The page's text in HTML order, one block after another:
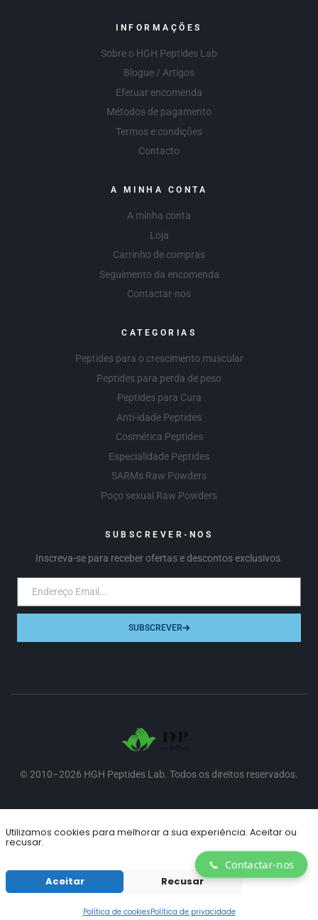
Utilizamos cookies para melhorar a sua experiência. Aceitar ou
recusar.
Aceitar Recusar
Política de cookiesPolítica de privacidade
INFORMAÇÕES
Sobre o HGH Peptides Lab
Blogue / Artigos
Efetuar encomenda
Métodos de pagamento
Termos e condições
Contacto
A MINHA CONTA
A minha conta
Loja
Carrinho de compras
Seguimento da encomenda
Contactar-nos
CATEGORIAS
Peptides para o crescimento muscular
Peptides para perda de peso
Peptides para Cura
Anti-idade Peptides
Cosmética Peptides
Especialidade Peptides
SARMs Raw Powders
Poço sexual Raw Powders
SUBSCREVER-NOS
Inscreva-se para receber ofertas e descontos exclusivos.
SUBSCREVER
© 2010–2026 HGH Peptides Lab. Todos os direitos reservados.
A minha conta Pesquisar
📞 Contactar-nos